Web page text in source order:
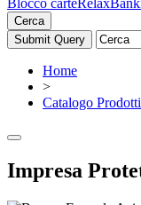
Blocco carte
Cerca
Home
>
Catalogo Prodotti
Impresa